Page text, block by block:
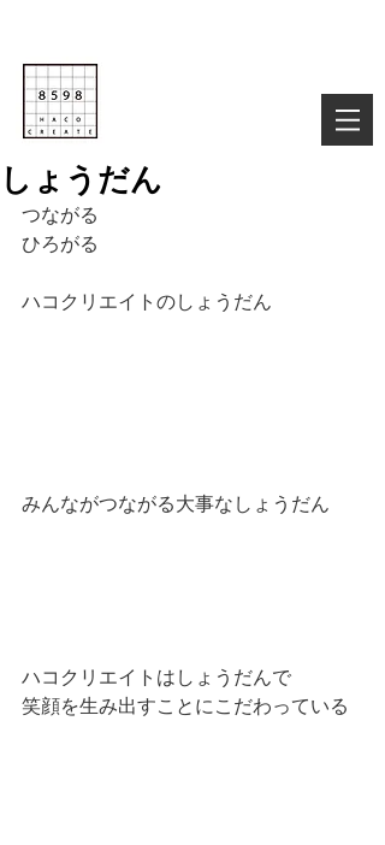
しょうだん
つながる
ひろがる
ハコクリエイトのしょうだん
みんながつながる大事なしょうだん
ハコクリエイトはしょうだんで
笑顔を生み出すことにこだわっている